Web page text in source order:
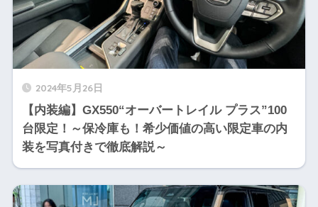
2024年5月26日
【内装編】GX550“オーバートレイル プラス”100
台限定！～保冷庫も！希少価値の高い限定車の内
装を写真付きで徹底解説～